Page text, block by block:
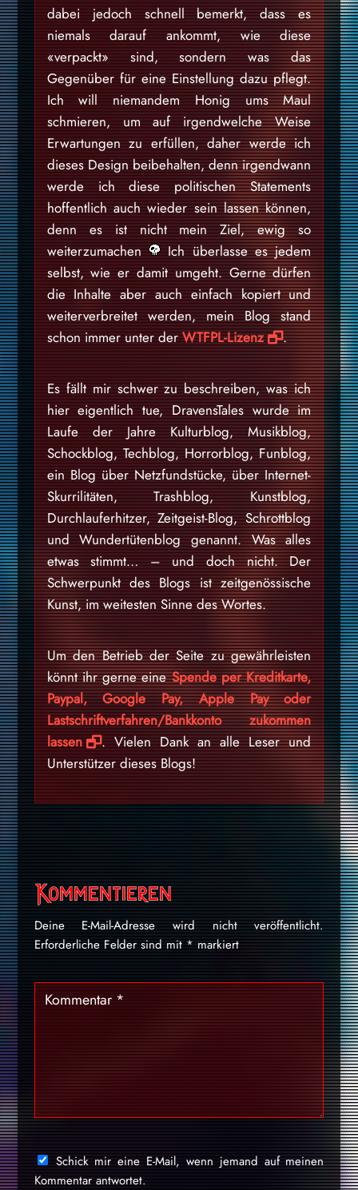
dabei jedoch schnell bemerkt, dass es
niemals darauf ankommt, wie diese
«verpackt» sind, sondern was das
Gegenüber für eine Einstellung dazu pflegt.
Ich will niemandem Honig ums Maul
schmieren, um auf irgendwelche Weise
Erwartungen zu erfüllen, daher werde ich
dieses Design beibehalten, denn irgendwann
werde ich diese politischen Statements
hoffentlich auch wieder sein lassen können,
denn es ist nicht mein Ziel, ewig so
weiterzumachen
Ich überlasse es jedem
selbst, wie er damit umgeht. Gerne dürfen
die Inhalte aber auch einfach kopiert und
weiterverbreitet werden, mein Blog stand
schon immer unter derWTFPL-Lizenz .
Es fällt mir schwer zu beschreiben, was ich
hier eigentlich tue, DravensTales wurde im
Laufe der Jahre Kulturblog, Musikblog,
Schockblog, Techblog, Horrorblog, Funblog,
ein Blog über Netzfundstücke, über Internet-
Skurrilitäten, Trashblog, Kunstblog,
Durchlauferhitzer, Zeitgeist-Blog, Schrottblog
und Wundertütenblog genannt. Was alles
etwas stimmt… – und doch nicht. Der
Schwerpunkt des Blogs ist zeitgenössische
Kunst, im weitesten Sinne des Wortes.
Um den Betrieb der Seite zu gewährleisten
könnt ihr gerne eineSpende per Kreditkarte,
Paypal, Google Pay, Apple Pay oder
Lastschriftverfahren/Bankkonto zukommen
lassen
. Vielen Dank an alle Leser und
Unterstützer dieses Blogs!
Kommentieren
Deine E-Mail-Adresse wird nicht veröffentlicht.
Erforderliche Felder sind mit*markiert
Schick mir eine E-Mail, wenn jemand auf meinen
Kommentar antwortet.